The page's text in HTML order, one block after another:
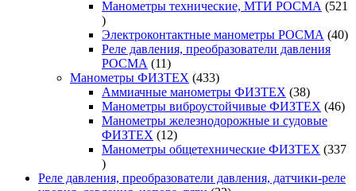
товар
Манометры технические, МТИ РОСМА
521
521
товар
Электроконтактные манометры РОСМА 4040
Реле давления, преобразователи давления
РОСМА
1111
товаров
Манометры ФИЗТЕХ 433433
товара
Аммиачные манометры ФИЗТЕХ 3838
товаров
Манометры виброустойчивые ФИЗТЕХ 4646
Манометры железнодорожные и судовые
ФИЗТЕХ
1212
товаров
Манометры общетехнические ФИЗТЕХ 337
337
товаров
Реле давления, преобразователи давления, датчики-реле